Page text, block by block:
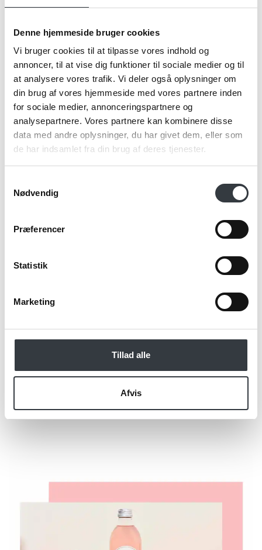
Denne hjemmeside bruger cookies
Vi bruger cookies til at tilpasse vores indhold og
annoncer, til at vise dig funktioner til sociale medier og til
at analysere vores trafik. Vi deler også oplysninger om
din brug af vores hjemmeside med vores partnere inden
for sociale medier, annonceringspartnere og
analysepartnere. Vores partnere kan kombinere disse
data med andre oplysninger, du har givet dem, eller som
de har indsamlet fra din brug af deres tjenester.
Nødvendig
Præferencer
Statistik
Marketing
Tillad alle
Afvis
Telefonnr.*
Email*
Jeg bekræfter at have læst TE & KAFFE